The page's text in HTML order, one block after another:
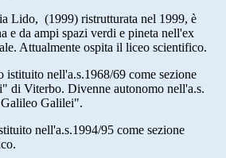
Lido, (1999) ristrutturata nel 1999, è
e da ampi spazi verdi e pineta nell'ex
Attualmente ospita il liceo scientifico.
istituito nell'a.s.1968/69 come sezione
di Viterbo. Divenne autonomo nell'a.s.
Galilei".
nell'a.s.1994/95 come sezione